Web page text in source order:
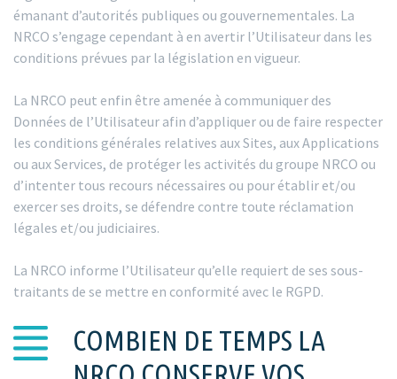
émanant d’autorités publiques ou gouvernementales. La
NRCO s’engage cependant à en avertir l’Utilisateur dans les
conditions prévues par la législation en vigueur.
La NRCO peut enfin être amenée à communiquer des
Données de l’Utilisateur afin d’appliquer ou de faire respecter
les conditions générales relatives aux Sites, aux Applications
ou aux Services, de protéger les activités du groupe NRCO ou
d’intenter tous recours nécessaires ou pour établir et/ou
exercer ses droits, se défendre contre toute réclamation
légales et/ou judiciaires.
La NRCO informe l’Utilisateur qu’elle requiert de ses sous-
traitants de se mettre en conformité avec le RGPD.
COMBIEN DE TEMPS LA